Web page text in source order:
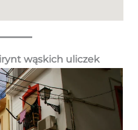
wąskich uliczek